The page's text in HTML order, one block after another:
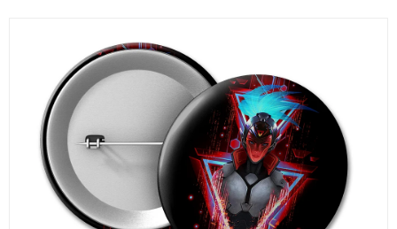
hvězdiček.